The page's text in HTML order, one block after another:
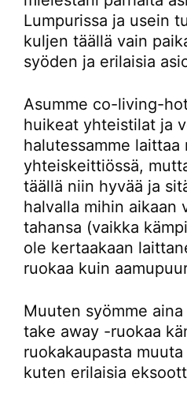
Lumpurissa ja usein
kuljen täällä vain
syöden ja erilaisia
Asumme co-living-
huikeat yhteistilat ja
halutessamme laittaa
yhteiskeittiössä,
täällä niin hyvää ja
halvalla mihin aikaan
tahansa (vaikka
ole kertaakaan
ruokaa kuin
Muuten syömme
take away -ruokaa
ruokakaupasta
kuten erilaisia